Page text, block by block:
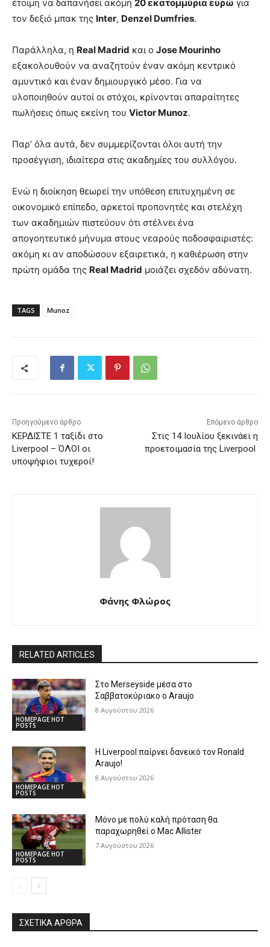
έτοιμη να δαπανήσει ακόμη 20 εκατομμύρια ευρώ για
τον δεξιό μπακ της Inter, Denzel Dumfries.
Παράλληλα, η Real Madrid και ο Jose Mourinho
εξακολουθούν να αναζητούν έναν ακόμη κεντρικό
αμυντικό και έναν δημιουργικό μέσο. Για να
υλοποιηθούν αυτοί οι στόχοι, κρίνονται απαραίτητες
πωλήσεις όπως εκείνη του Victor Munoz.
Παρ’ όλα αυτά, δεν συμμερίζονται όλοι αυτή την
προσέγγιση, ιδιαίτερα στις ακαδημίες του συλλόγου.
Ενώ η διοίκηση θεωρεί την υπόθεση επιτυχημένη σε
οικονομικό επίπεδο, αρκετοί προπονητές και στελέχη
των ακαδημιών πιστεύουν ότι στέλνει ένα
απογοητευτικό μήνυμα στους νεαρούς ποδοσφαιριστές:
ακόμη κι αν αποδώσουν εξαιρετικά, η καθιέρωση στην
πρώτη ομάδα της Real Madrid μοιάζει σχεδόν αδύνατη.
TAGS Munoz
Προηγούμενο άρθρο
ΚΕΡΔΙΣΤΕ 1 ταξίδι στο
Liverpool – ΌΛΟΙ οι
υποψήφιοι τυχεροί!
Επόμενο άρθρο
Στις 14 Ιουλίου ξεκινάει η
προετοιμασία της Liverpool
Φάνης Φλώρος
RELATED ARTICLES
HOMEPAGE HOT
POSTS
Στο Merseyside μέσα στο
Σαββατοκύριακο ο Araujo
8 Αυγούστου 2026
HOMEPAGE HOT
POSTS
Η Liverpool παίρνει δανεικό τον Ronald
Araujo!
8 Αυγούστου 2026
HOMEPAGE HOT
POSTS
Μόνο με πολύ καλή πρόταση θα
παραχωρηθεί ο Mac Allister
7 Αυγούστου 2026
ΣΧΕΤΙΚΆ ΆΡΘΡΑ